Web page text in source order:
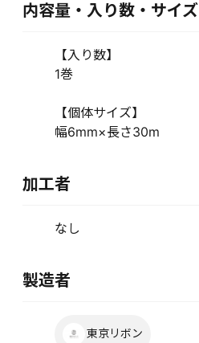
内容量・入り数・サイズ
【入り数】
1巻
【個体サイズ】
幅6mm×長さ30m
加工者
なし
製造者
東京リボン